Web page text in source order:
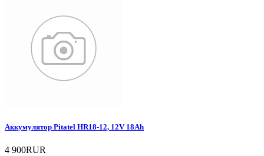
Аккумулятор Pitatel HR18-12, 12V 18Ah
4 900RUR